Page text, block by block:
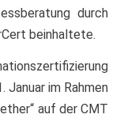
durch
beinhaltete.
im Rahmen
auf der CMT